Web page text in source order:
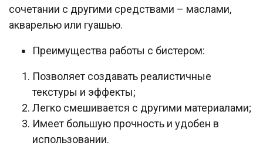
сочетании с другими средствами – маслами,
акварелью или гуашью.
Преимущества работы с бистером:
Позволяет создавать реалистичные
текстуры и эффекты;
Легко смешивается с другими материалами;
Имеет большую прочность и удобен в
использовании.